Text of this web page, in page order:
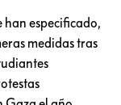
han especificado,
medidas tras